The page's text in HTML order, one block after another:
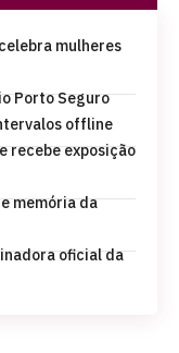
mulheres
Porto Seguro
offline
recebe exposição
memória da
oficial da